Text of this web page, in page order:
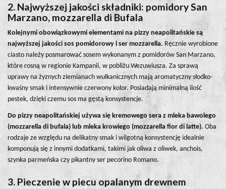
2. Najwyższej jakości składniki: pomidory San
Marzano, mozzarella di Bufala
Kolejnymi obowiązkowymi elementami na pizzy neapolitańskie są
najwyższej jakości sos pomidorowy i ser mozzarella.Ręcznie wyrobione
ciasto należy posmarować sosem wykonanym z pomidorów San Marzano,
które rosną w regionie Kampanii, w pobliżu Wezuwiusza. Za sprawą
uprawy na żyznych ziemianach wulkanicznych mają aromatyczny słodko-
kwaśny smak i intensywnie czerwony kolor. Posiadają minimalną ilość
pestek, dzięki czemu sos ma gęstą konsystencje.
Do pizzy neapolitańskiej używa się kremowego sera z mleka bawolego
(mozzarella di bufala) lub mleka krowiego (mozzarella fior di latte). Oba
rodzaje ze względu na delikatny smak i wilgotną konsystencję idealnie
komponują się z innymi dodatkami, takimi jak oliwa z oliwek, anchois,
szynka parmeńska czy pikantny ser pecorino Romano.
3. Pieczenie w piecu opalanym drewnem